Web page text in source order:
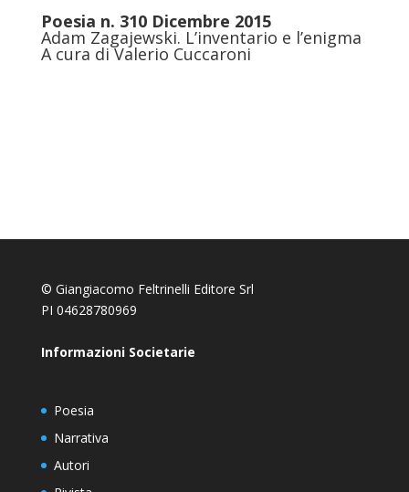
Poesia n. 310 Dicembre 2015
Adam Zagajewski. L’inventario e l’enigma
A cura di Valerio Cuccaroni
© Giangiacomo Feltrinelli Editore Srl
PI 04628780969
Informazioni Societarie
Poesia
Narrativa
Autori